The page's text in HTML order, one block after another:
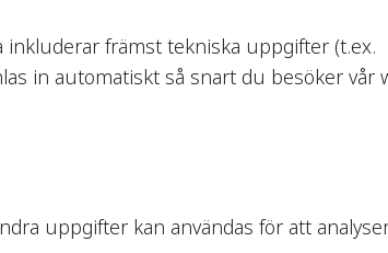
främst tekniska uppgifter (t.ex.
in automatiskt så snart du besöker vår
uppgifter kan användas för att